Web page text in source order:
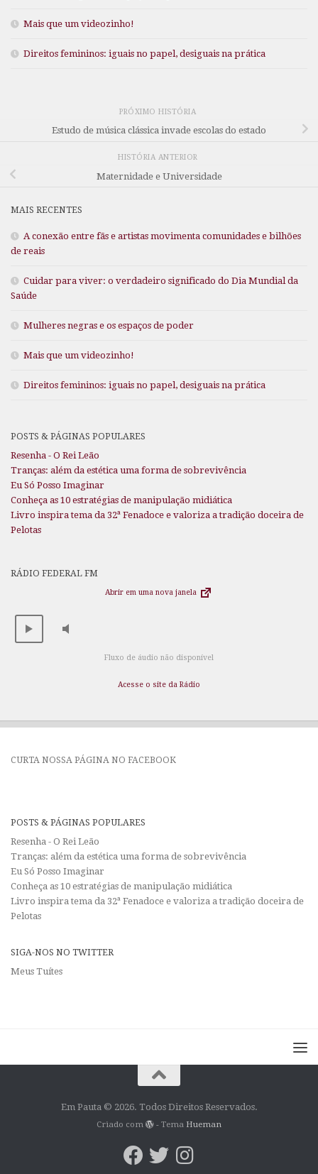
Mais que um videozinho!
Direitos femininos: iguais no papel, desiguais na prática
PRÓXIMO HISTÓRIA
Estudo de música clássica invade escolas do estado
HISTÓRIA ANTERIOR
Maternidade e Universidade
MAIS RECENTES
A conexão entre fãs e artistas movimenta comunidades e bilhões
de reais
Cuidar para viver: o verdadeiro significado do Dia Mundial da
Saúde
Mulheres negras e os espaços de poder
Mais que um videozinho!
Direitos femininos: iguais no papel, desiguais na prática
POSTS & PÁGINAS POPULARES
Resenha - O Rei Leão
Tranças: além da estética uma forma de sobrevivência
Eu Só Posso Imaginar
Conheça as 10 estratégias de manipulação midiática
Livro inspira tema da 32ª Fenadoce e valoriza a tradição doceira de
Pelotas
RÁDIO FEDERAL FM
Abrir em uma nova janela
Fluxo de áudio não disponível
Acesse o site da Rádio
CURTA NOSSA PÁGINA NO FACEBOOK
POSTS & PÁGINAS POPULARES
Resenha - O Rei Leão
Tranças: além da estética uma forma de sobrevivência
Eu Só Posso Imaginar
Conheça as 10 estratégias de manipulação midiática
Livro inspira tema da 32ª Fenadoce e valoriza a tradição doceira de
Pelotas
SIGA-NOS NO TWITTER
Meus Tuítes
Em Pauta © 2026. Todos Direitos Reservados.
Criado com - Tema Hueman